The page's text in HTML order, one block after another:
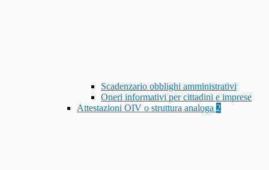
Scadenzario obblighi amministrativi
Oneri informativi per cittadini e imprese
Attestazioni OIV o struttura analoga 2